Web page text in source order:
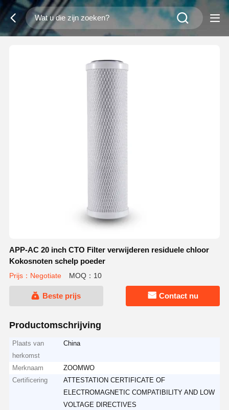
APP-AC 20 inch CTO Filter verwijderen residuele chloor
Kokosnoten schelp poeder
Prijs：Negotiate MOQ：10
Beste prijs Contact nu
Productomschrijving
Plaats van
herkomst
China
Merknaam
ZOOMWO
Certificering
ATTESTATION CERTIFICATE OF
ELECTROMAGNETIC COMPATIBILITY AND LOW
VOLTAGE DIRECTIVES